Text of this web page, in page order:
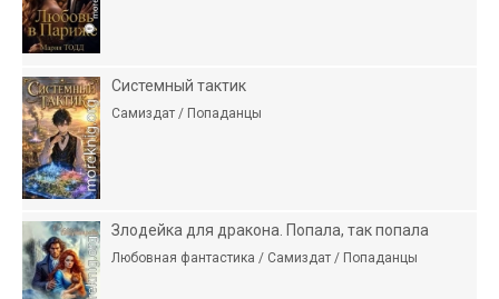
Системный тактик
Самиздат / Попаданцы
Злодейка для дракона. Попала, так попала
Любовная фантастика / Самиздат / Попаданцы